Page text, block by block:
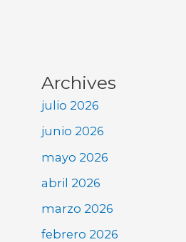
Archives
julio 2026
junio 2026
mayo 2026
abril 2026
marzo 2026
febrero 2026